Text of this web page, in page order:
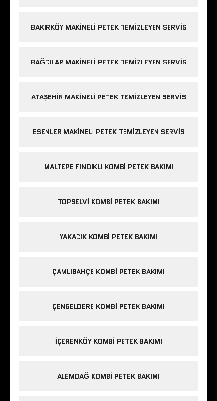
BAKIRKÖY MAKINELI PETEK TEMIZLEYEN SERVIS
BAĞCILAR MAKINELI PETEK TEMIZLEYEN SERVIS
ATAŞEHIR MAKINELI PETEK TEMIZLEYEN SERVIS
ESENLER MAKINELI PETEK TEMIZLEYEN SERVIS
MALTEPE FINDIKLI KOMBI PETEK BAKIMI
TOPSELVI KOMBI PETEK BAKIMI
YAKACIK KOMBI PETEK BAKIMI
ÇAMLIBAHÇE KOMBI PETEK BAKIMI
ÇENGELDERE KOMBI PETEK BAKIMI
IÇERENKÖY KOMBI PETEK BAKIMI
ALEMDAĞ KOMBI PETEK BAKIMI